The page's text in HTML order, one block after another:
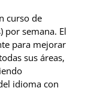
curso de
por semana. El
para mejorar
sus áreas,
idioma con